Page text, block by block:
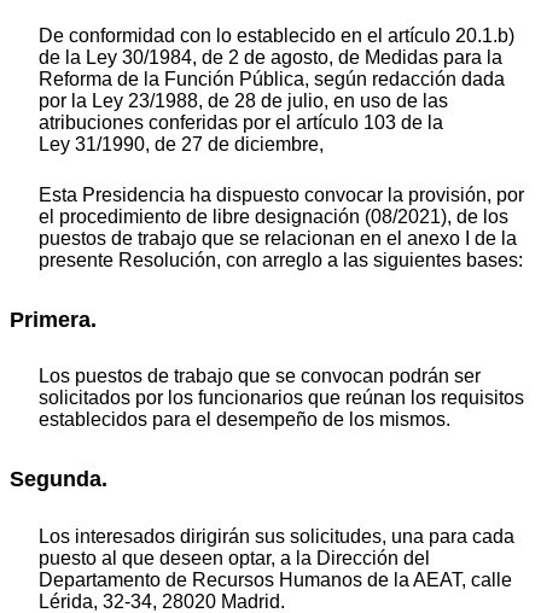
De conformidad con lo establecido en el artículo 20.1.b)
de la Ley 30/1984, de 2 de agosto, de Medidas para la
Reforma de la Función Pública, según redacción dada
por la Ley 23/1988, de 28 de julio, en uso de las
atribuciones conferidas por el artículo 103 de la
Ley 31/1990, de 27 de diciembre,
Esta Presidencia ha dispuesto convocar la provisión, por
el procedimiento de libre designación (08/2021), de los
puestos de trabajo que se relacionan en el anexo I de la
presente Resolución, con arreglo a las siguientes bases:
Primera.
Los puestos de trabajo que se convocan podrán ser
solicitados por los funcionarios que reúnan los requisitos
establecidos para el desempeño de los mismos.
Segunda.
Los interesados dirigirán sus solicitudes, una para cada
puesto al que deseen optar, a la Dirección del
Departamento de Recursos Humanos de la AEAT, calle
Lérida, 32-34, 28020 Madrid.